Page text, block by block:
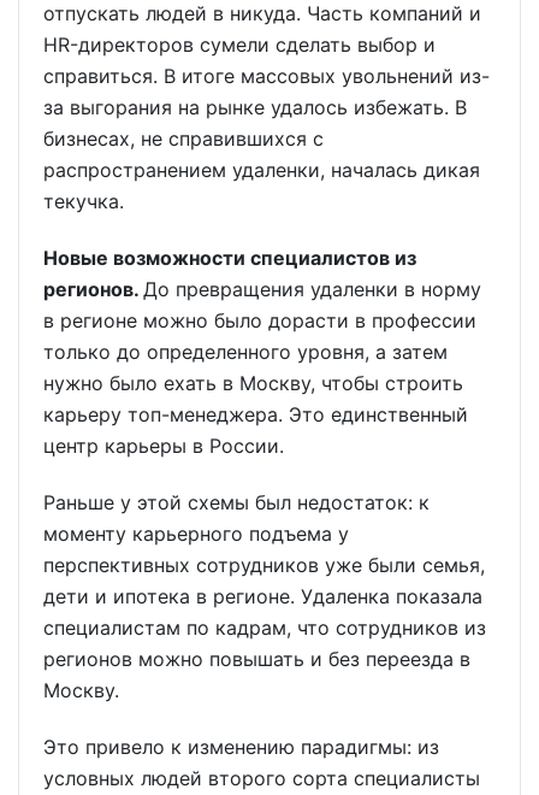
отпускать людей в никуда. Часть компаний и
HR-директоров сумели сделать выбор и
справиться. В итоге массовых увольнений из-
за выгорания на рынке удалось избежать. В
бизнесах, не справившихся с
распространением удаленки, началась дикая
текучка.
Новые возможности специалистов из
регионов. До превращения удаленки в норму
в регионе можно было дорасти в профессии
только до определенного уровня, а затем
нужно было ехать в Москву, чтобы строить
карьеру топ-менеджера. Это единственный
центр карьеры в России.
Раньше у этой схемы был недостаток: к
моменту карьерного подъема у
перспективных сотрудников уже были семья,
дети и ипотека в регионе. Удаленка показала
специалистам по кадрам, что сотрудников из
регионов можно повышать и без переезда в
Москву.
Это привело к изменению парадигмы: из
условных людей второго сорта специалисты